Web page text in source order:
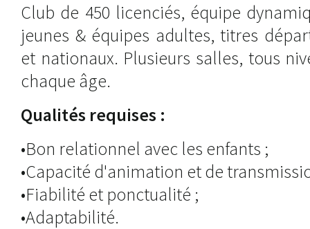
Club de 450 licenciés, équipe
jeunes & équipes adultes, titres
et nationaux. Plusieurs salles, tous
chaque âge.
Qualités requises :
•Bon relationnel avec les enfants ;
•Capacité d'animation et de
•Fiabilité et ponctualité ;
•Adaptabilité.